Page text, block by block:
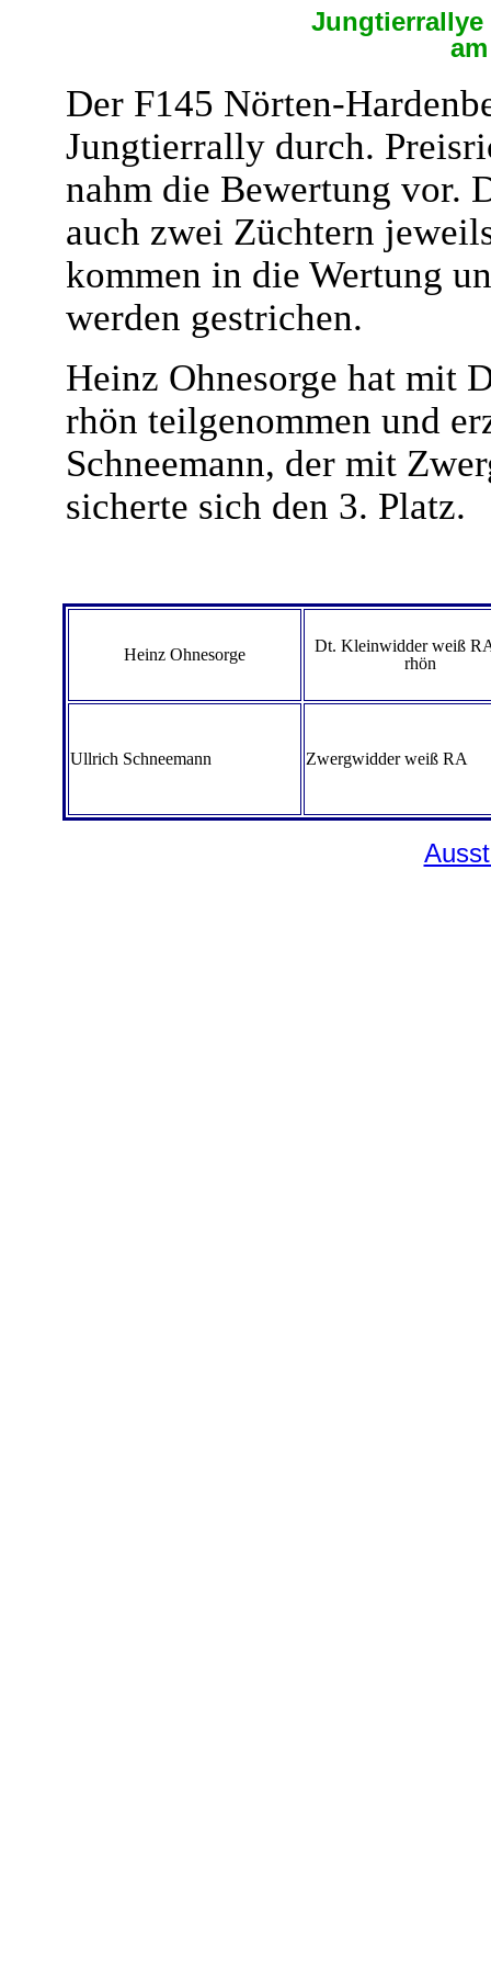
Jungtierrallye
Der F145 Nörten-
Jungtierrally durch.
nahm die Bewertung vor.
auch zwei Züchtern
kommen in die Wertung
werden gestrichen.
Heinz Ohnesorge hat mit
rhön teilgenommen und
Schneemann, der mit
sicherte sich den 3. Platz.
Heinz Ohnesorge
Dt. Kleinwidder weiß
rhön
Ullrich Schneemann Zwergwidder weiß RA